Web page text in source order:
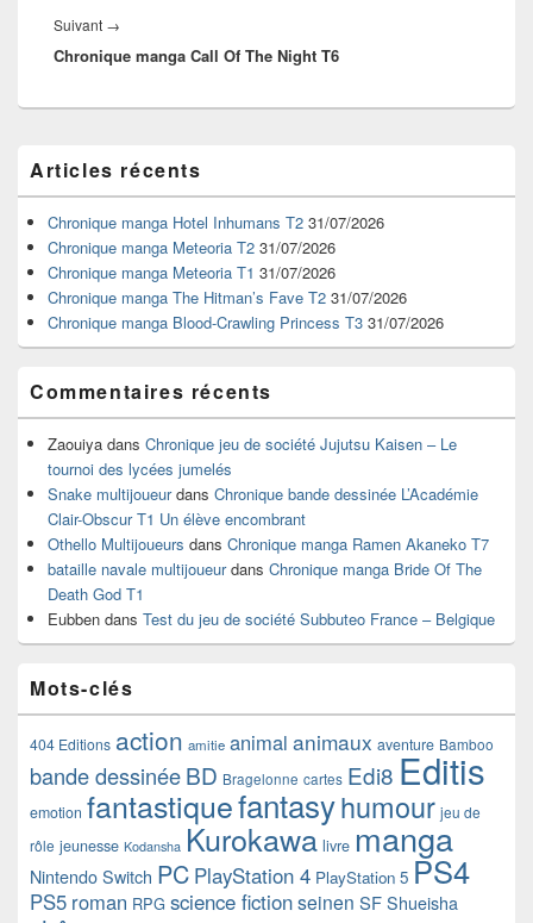
Suivant →
suivant :
Chronique manga Call Of The Night T6
principale
de
widget
pour
barre
latérale
Articles récents
Chronique manga Hotel Inhumans T2 31/07/2026
Chronique manga Meteoria T2 31/07/2026
Chronique manga Meteoria T1 31/07/2026
Chronique manga The Hitman’s Fave T2 31/07/2026
Chronique manga Blood-Crawling Princess T3 31/07/2026
Commentaires récents
Zaouiya dans Chronique jeu de société Jujutsu Kaisen – Le
tournoi des lycées jumelés
Snake multijoueurdans Chronique bande dessinée L’Académie
Clair-Obscur T1 Un élève encombrant
Othello Multijoueurs dans Chronique manga Ramen Akaneko T7
bataille navale multijoueurdans Chronique manga Bride Of The
Death God T1
Eubben dans Test du jeu de société Subbuteo France – Belgique
Mots-clés
404 Editions action amitie animal animaux aventure Bamboo
bande dessinéeBD Bragelonne cartes Edi8 Editis
emotion fantastiquefantasyhumour jeu de
rôle jeunesse Kodansha Kurokawa livre manga
Nintendo Switch PC PlayStation 4 PlayStation 5 PS4
PS5 roman RPG science fictionseinen SF Shueisha